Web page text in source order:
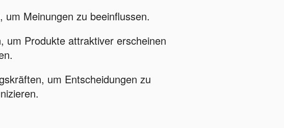
um Meinungen zu beeinflussen.
um Produkte attraktiver erscheinen
um Entscheidungen zu